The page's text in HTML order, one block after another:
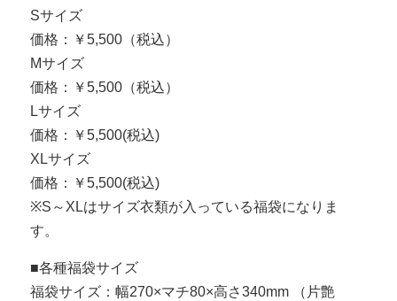
Sサイズ
価格：￥5,500（税込）
Mサイズ
価格：￥5,500（税込）
Lサイズ
価格：￥5,500(税込)
XLサイズ
価格：￥5,500(税込)
※S～XLはサイズ衣類が入っている福袋になりま
す。
■各種福袋サイズ
福袋サイズ：幅270×マチ80×高さ340mm （片艶